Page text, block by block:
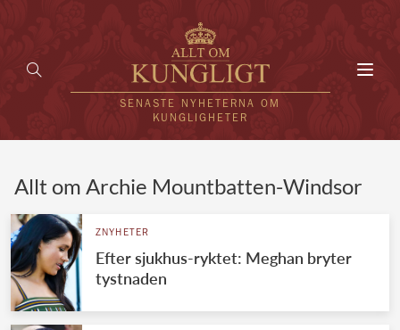
SENASTE NYHETERNA OM
KUNGLIGHETER
UTLÄNDSKT
Allt om Archie Mountbatten-Windsor
ZNYHETER
Efter sjukhus-ryktet: Meghan bryter
tystnaden